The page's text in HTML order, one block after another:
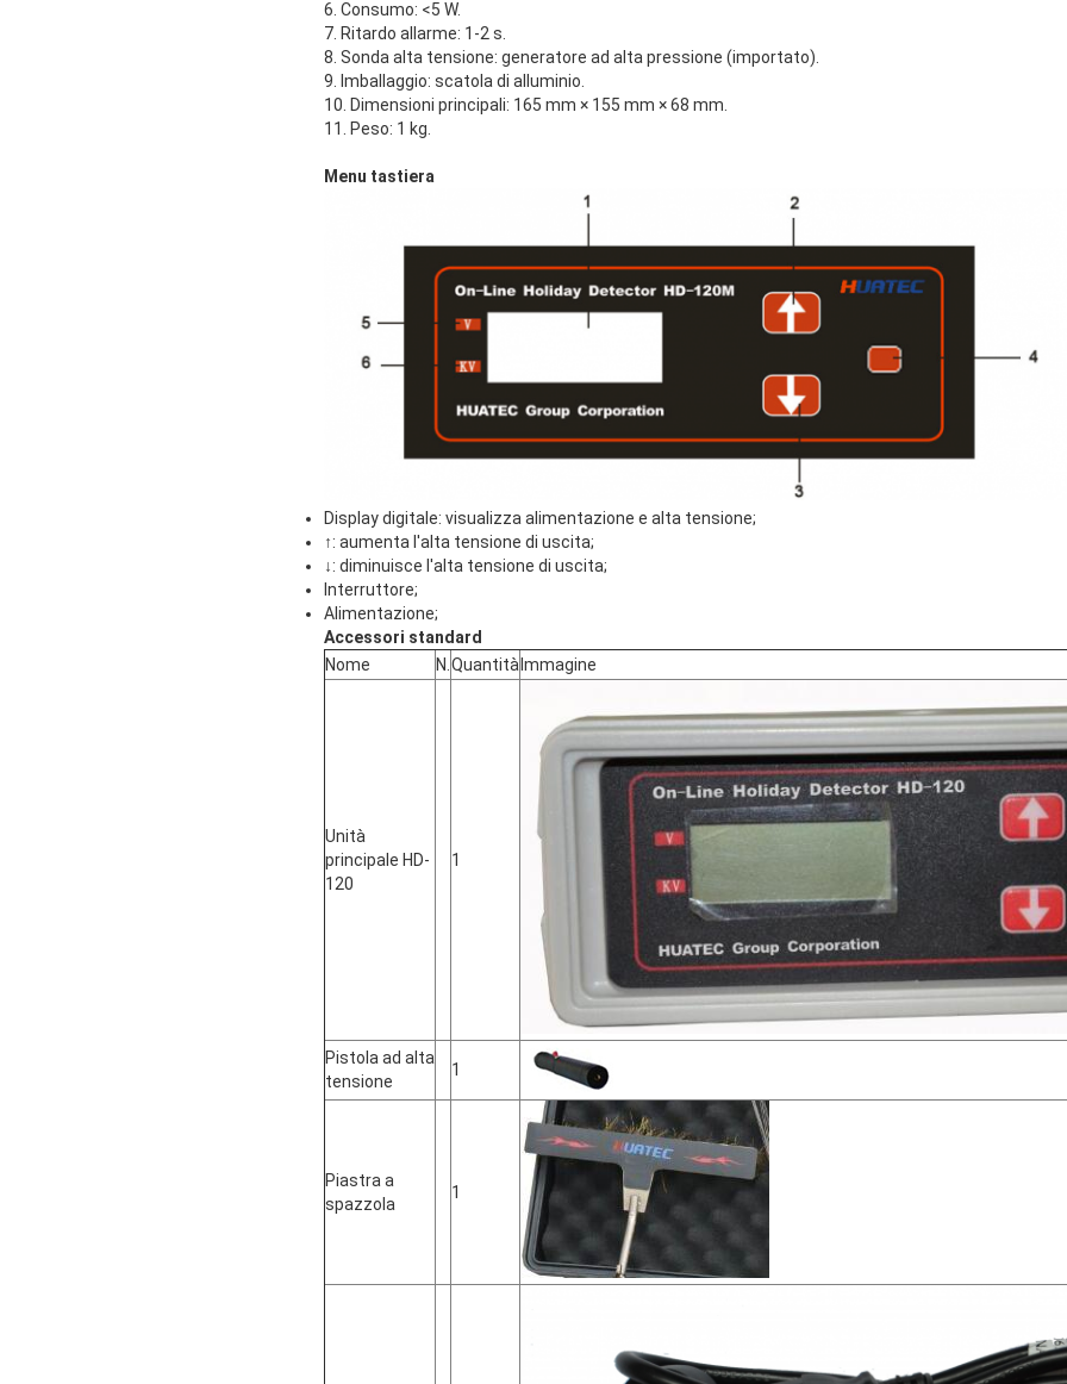
6. Consumo: <5 W.
7. Ritardo allarme: 1-2 s.
8. Sonda alta tensione: generatore ad alta pressione (importato).
9. Imballaggio: scatola di alluminio.
10. Dimensioni principali: 165 mm × 155 mm × 68 mm.
11. Peso: 1 kg.
Menu tastiera
Display digitale: visualizza alimentazione e alta tensione;
↑: aumenta l'alta tensione di uscita;
↓: diminuisce l'alta tensione di uscita;
Interruttore;
Alimentazione;
Accessori standard
Nome
N.Quantità Immagine
Unità
principale HD-
120
1
Pistola ad alta
tensione
1
Piastra a
spazzola
1